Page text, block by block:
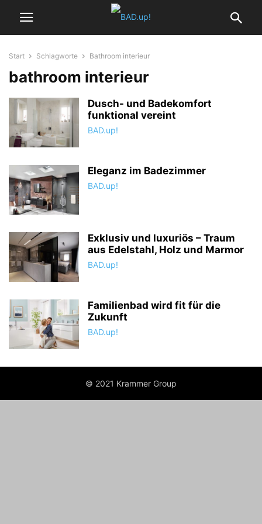
Start Schlagworte Bathroom interieur
bathroom interieur
Dusch- und Badekomfort
funktional vereint
BAD.up!
Eleganz im Badezimmer
BAD.up!
Exklusiv und luxuriös – Traum
aus Edelstahl, Holz und Marmor
BAD.up!
Familienbad wird fit für die
Zukunft
BAD.up!
© 2021 Krammer Group